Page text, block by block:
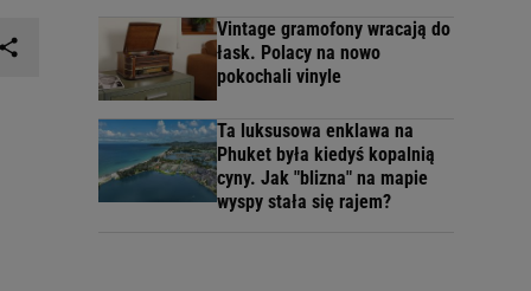
Vintage gramofony wracają do
łask. Polacy na nowo
pokochali vinyle
Ta luksusowa enklawa na
Phuket była kiedyś kopalnią
cyny. Jak "blizna" na mapie
wyspy stała się rajem?